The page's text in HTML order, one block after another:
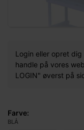
Login eller opret
handle på vores
LOGIN" øverst på
Farve:
BLÅ